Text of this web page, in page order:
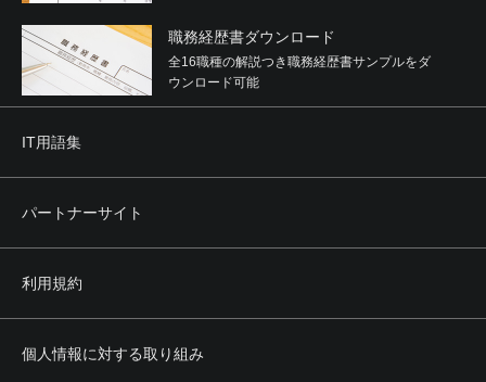
職務経歴書ダウンロード
全16職種の解説つき職務経歴書サンプルをダ
ウンロード可能
IT用語集
パートナーサイト
利用規約
個人情報に対する取り組み